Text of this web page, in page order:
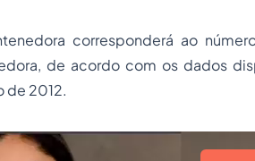
corresponderá ao
de acordo com os dados
de 2012.